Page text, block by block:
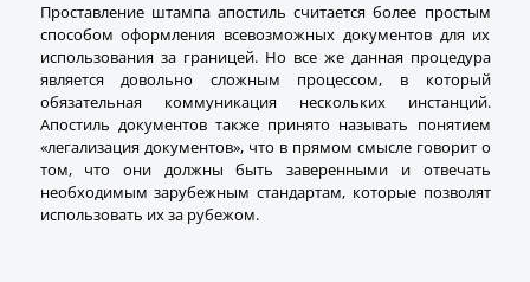
Проставление штампа апостиль считается более простым
способом оформления всевозможных документов для их
использования за границей. Но все же данная процедура
является довольно сложным процессом, в который
обязательная коммуникация нескольких инстанций.
Апостиль документов также принято называть понятием
«легализация документов», что в прямом смысле говорит о
том, что они должны быть заверенными и отвечать
необходимым зарубежным стандартам, которые позволят
использовать их за рубежом.